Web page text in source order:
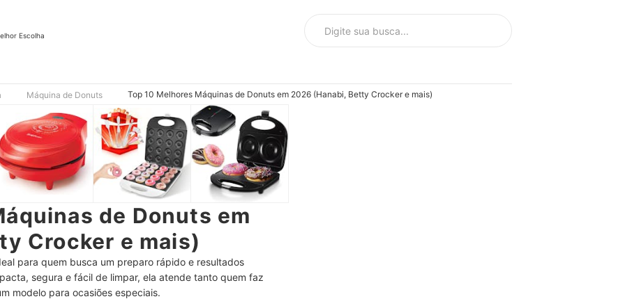
Escolha
Máquina de Donuts Top 10 Melhores Máquinas de Donuts em 2026 (Hanabi, Betty Crocker e mais)
de Donuts em
Crocker e mais)
para quem busca um preparo rápido e resultados
segura e fácil de limpar, ela atende tanto quem faz
modelo para ocasiões especiais.